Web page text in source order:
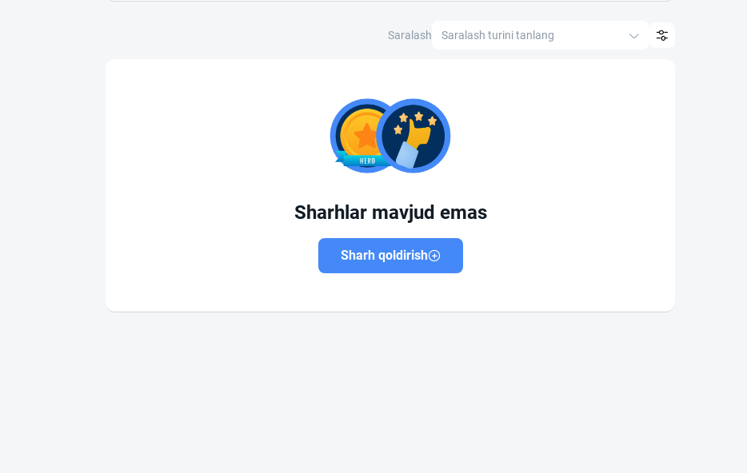
Saralash Saralash turini tanlang
Sharhlar mavjud emas
Sharh qoldirish